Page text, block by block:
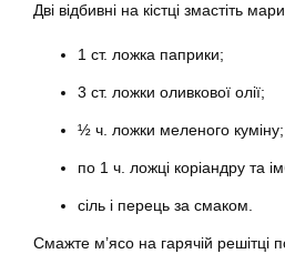
Дві відбивні на кістці змастіть
1 ст. ложка паприки;
3 ст. ложки оливкової олії;
½ ч. ложки меленого куміну;
по 1 ч. ложці коріандру та
сіль і перець за смаком.
Смажте м’ясо на гарячій решітці